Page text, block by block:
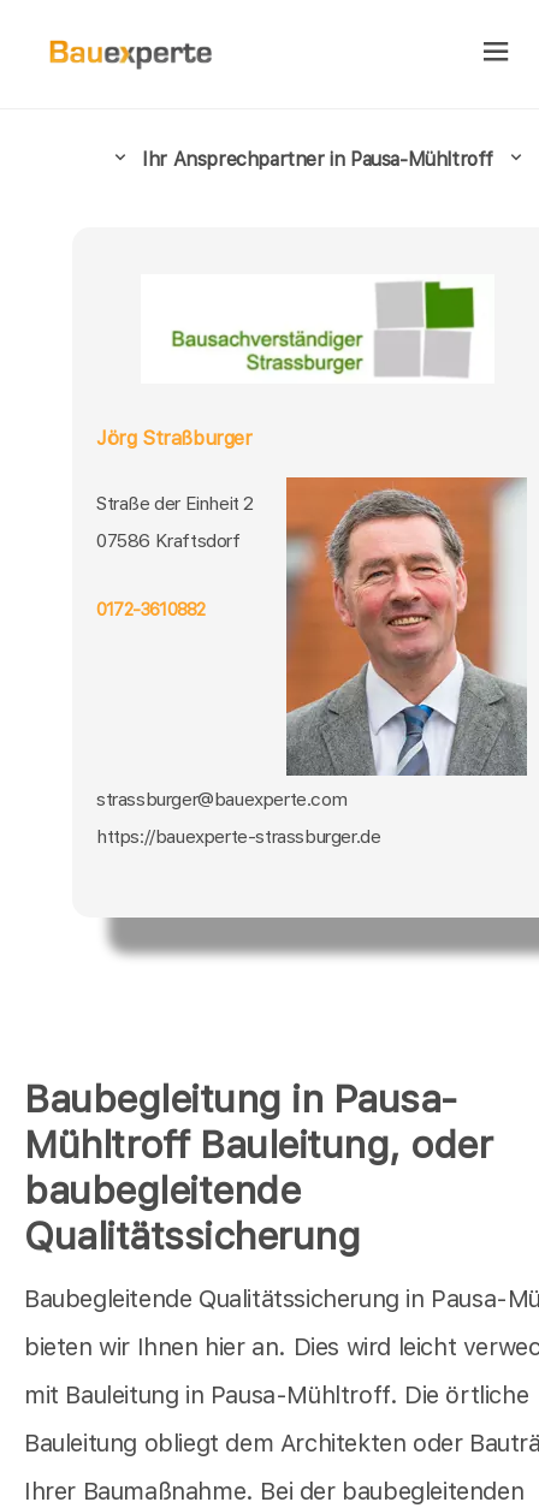
Baubegleitung in Pausa-
Mühltroff Bauleitung, oder
baubegleitende
Qualitätssicherung
Baubegleitende Qualitätssicherung in Pausa-
bieten wir Ihnen hier an. Dies wird leicht
mit Bauleitung in Pausa-Mühltroff. Die örtliche
Bauleitung obliegt dem Architekten oder
Ihrer Baumaßnahme. Bei der baubegleitenden
Ihr Ansprechpartner in Pausa-Mühltroff
Jörg Straßburger
Straße der Einheit 2
07586 Kraftsdorf
0172-3610882
strassburger@bauexperte.com
https://bauexperte-strassburger.de